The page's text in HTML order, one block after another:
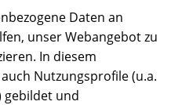
Daten an
unser Webangebot zu
In diesem
Nutzungsprofile (u.a.
gebildet und